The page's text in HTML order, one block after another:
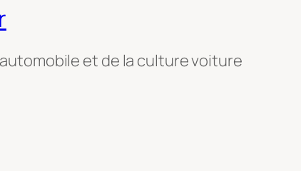
et de la culture voiture